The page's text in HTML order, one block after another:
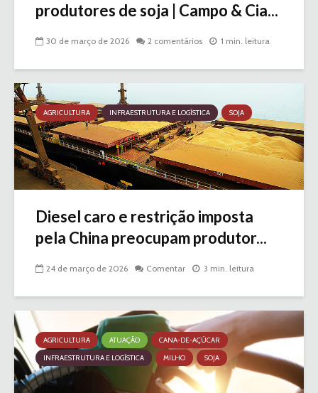
produtores de soja | Campo & Cia...
30 de março de 2026 2 comentários 1 min. leitura
AGRICULTURA INFRAESTRUTURA E LOGÍSTICA SOJA
Diesel caro e restrição imposta
pela China preocupam produtor...
24 de março de 2026 Comentar 3 min. leitura
AGRICULTURA ATUAÇÃO
CANA-DE-AÇÚCAR
INFRAESTRUTURA E LOGÍSTICA
MILHO SOJA